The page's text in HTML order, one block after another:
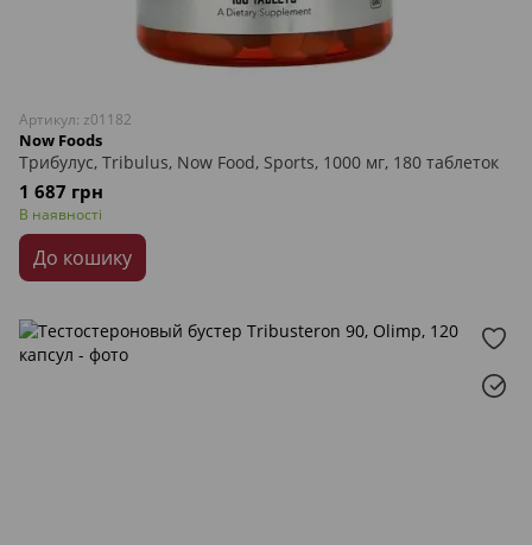
Артикул: z01182
Now Foods
Трибулус, Tribulus, Now Food, Sports, 1000 мг, 180 таблеток
1 687 грн
В наявності
До кошику